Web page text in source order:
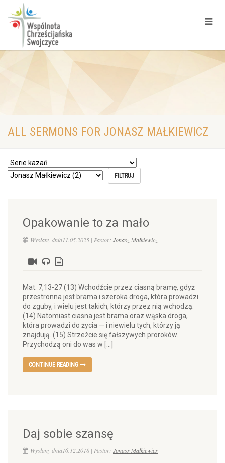
ALL SERMONS FOR JONASZ MAŁKIEWICZ
Opakowanie to za mało
Wysłany dnia11.05.2025 | Pastor: Jonasz Małkiewicz
Mat. 7,13-27 (13) Wchodźcie przez ciasną bramę, gdyż
przestronna jest brama i szeroka droga, która prowadzi
do zguby, i wielu jest takich, którzy przez nią wchodzą.
(14) Natomiast ciasna jest brama oraz wąska droga,
która prowadzi do życia — i niewielu tych, którzy ją
znajdują. (15) Strzeżcie się fałszywych proroków.
Przychodzą oni do was w […]
CONTINUE READING
Daj sobie szansę
Wysłany dnia16.12.2018 | Pastor: Jonasz Małkiewicz